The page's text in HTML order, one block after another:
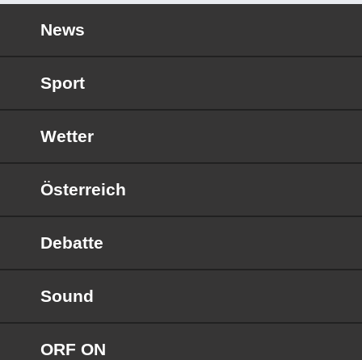
News
Sport
Wetter
Österreich
Debatte
Sound
ORF ON